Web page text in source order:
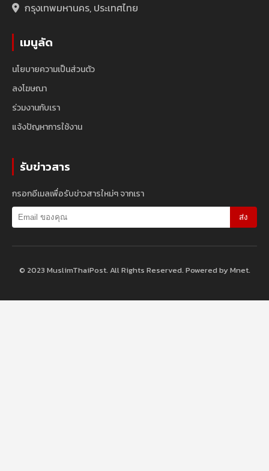
กรุงเทพมหานคร, ประเทศไทย
เมนูลัด
นโยบายความเป็นส่วนตัว
ลงโฆษณา
ร่วมงานกับเรา
แจ้งปัญหาการใช้งาน
รับข่าวสาร
กรอกอีเมลเพื่อรับข่าวสารใหม่ๆ จากเรา
ส่ง
© 2023 MuslimThaiPost. All Rights Reserved. Powered by Mnet.